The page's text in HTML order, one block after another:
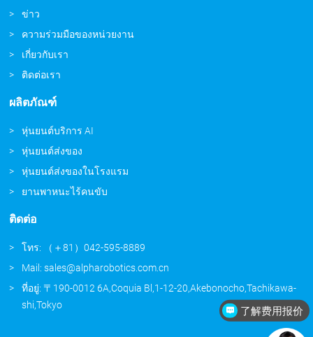
ข่าว
ความร่วมมือของหน่วยงาน
เกี่ยวกับเรา
ติดต่อเรา
ผลิตภัณฑ์
หุ่นยนต์บริการ AI
หุ่นยนต์ส่งของ
หุ่นยนต์ส่งของในโรงแรม
ยานพาหนะไร้คนขับ
ติดต่อ
โทร: （＋81）042-595-8889
Mail: sales@alpharobotics.com.cn
ที่อยู่: 〒190-0012 6A,Coquia Bl,1-12-20,Akebonocho,Tachikawa-
shi,Tokyo
了解费用报价